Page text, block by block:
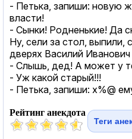
- Петька, запиши: новую
власти!
- Сынки! Родненькие! Да
Ну, сели за стол, выпили,
дверях Василий Иванович
- Слышь, дед! А может у
- Уж какой старый!!!
- Петька, запиши: х%@
Рейтинг анекдота
Теги